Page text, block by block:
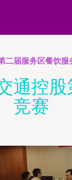
届服务区餐饮服
控股
竞赛